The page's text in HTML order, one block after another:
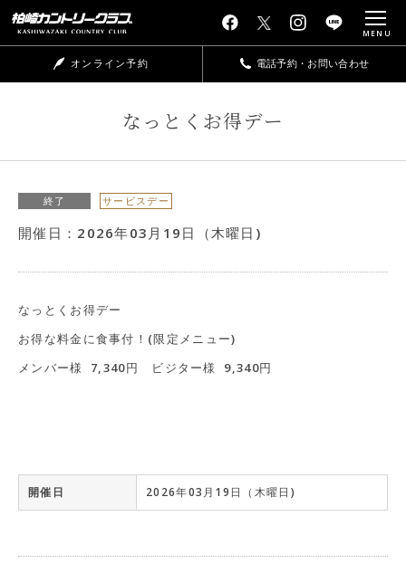
MENU
オンライン予約 電話予約・お問い合わせ
なっとくお得デー
終了 サービスデー
開催日：2026年03月19日（木曜日)
なっとくお得デー
お得な料金に食事付！(限定メニュー)
メンバー様 7,340円 ビジター様 9,340円
開催日 2026年03月19日（木曜日)